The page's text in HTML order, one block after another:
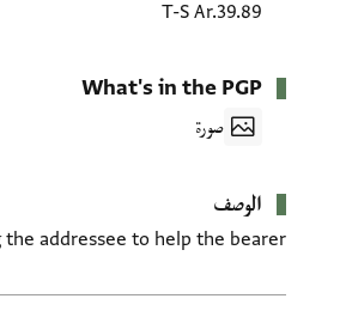
T-S Ar.39.89
What's in the PGP
صورة
الوصف
addressee to help the bearer.